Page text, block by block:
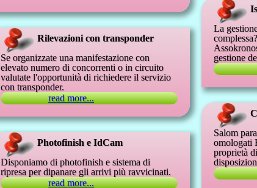
Rilevazioni con transponder
Se organizzate una manifestazione con
elevato numero di concorrenti o in circuito
valutate l'opportunità di richiedere il servizio
con transponder.
read more...
Photofinish e IdCam
Disponiamo di photofinish e sistema di
ripresa per dipanare gli arrivi più ravvicinati.
read more...
La
complessa?
gestione
Salom
omologati
proprietà